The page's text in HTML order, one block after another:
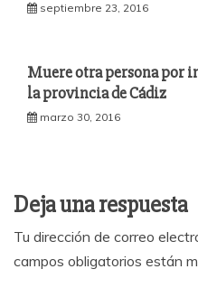
septiembre 23, 2016
Muere otra persona por
la provincia de Cádiz
marzo 30, 2016
Deja una respuesta
Tu dirección de correo
campos obligatorios están